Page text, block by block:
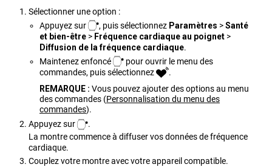
Sélectionner une option :
Appuyez sur
, puis sélectionnez Paramèt​res >Santé
et bien-être > Fréquence cardiaque au poignet >
Diffusion de la fréquence cardiaque.
Maintenez enfoncé
pour ouvrir le menu des
commandes, puis sélectionnez
.
REMARQUE : Vous pouvez ajouter des options au menu
des commandes (Personnalisation du menu des
commandes).
Appuyez sur
.
La montre commence à diffuser vos données de fréquence
cardiaque.
Couplez votre montre avec votre appareil compatible.